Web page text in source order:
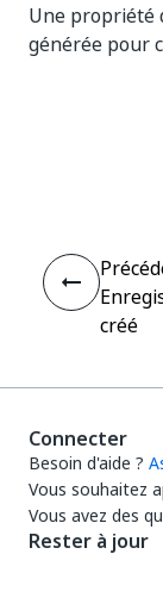
Une propriété
générée pour
créé
Connecter
Besoin d'aide ?
Vous souhaitez
Vous avez des
Rester à jour